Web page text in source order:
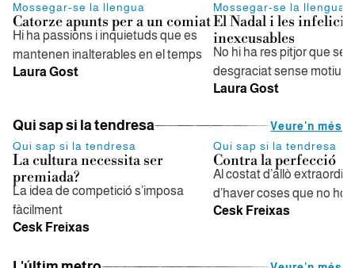
Mossegar-se la llengua
Catorze apunts per a un comiat
Hi ha passions i inquietuds que es
mantenen inalterables en el temps
Laura Gost
Mossegar-se la llengua
El Nadal i les
inexcusables
No hi ha res pitjor que
desgraciat sense motiu
Laura Gost
Qui sap si la tendresa
Veure'n més
Qui sap si la tendresa
La cultura necessita ser
premiada?
La idea de competició s’imposa
fàcilment
Cesk Freixas
Qui sap si la tendresa
Contra la perfecció
Al costat d’allò
d’haver coses que no ho
Cesk Freixas